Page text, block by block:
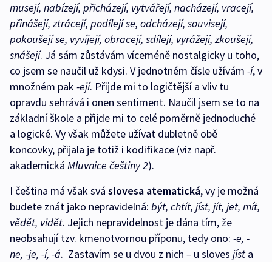
musejí, nabízejí, přicházejí, vytvářejí, nacházejí, vracejí,
přinášejí, ztrácejí, podílejí se, odcházejí, souvisejí,
pokoušejí se, vyvíjejí, obracejí, sdílejí, vyrážejí, zkoušejí,
snášejí. Já sám zůstávám víceméně nostalgicky u toho,
co jsem se naučil už kdysi. V jednotném čísle užívám -í, v
množném pak-ejí. Přijde mi to logičtější a vliv tu
opravdu sehrává i onen sentiment. Naučil jsem se to na
základní škole a přijde mi to celé poměrně jednoduché
a logické. Vy však můžete užívat dubletně obě
koncovky, přijala je totiž i kodifikace (viz např.
akademická Mluvnice češtiny 2).
I čeština má však svá slovesa atematická, vy je možná
budete znát jako nepravidelná: být, chtít, jíst, jít, jet, mít,
vědět, vidět. Jejich nepravidelnost je dána tím, že
neobsahují tzv. kmenotvornou příponu, tedy ono: -e, -
ne, -je, -í, -á. Zastavím se u dvou z nich – u sloves jíst a